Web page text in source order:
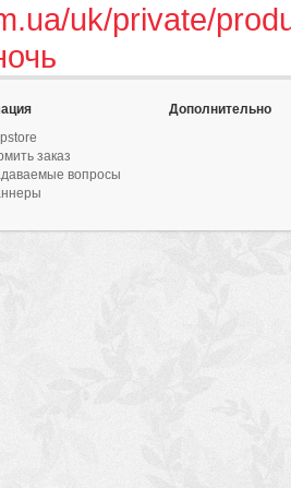
uk/private/
заказ
вопросы
Дополнительно